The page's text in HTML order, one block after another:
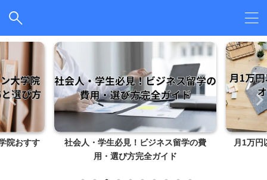
院おすす
社会人・学生必見！ビジネス留学の費
用・選び方完全ガイド
月1万円